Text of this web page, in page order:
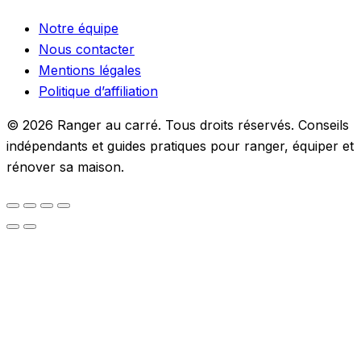
Notre équipe
Nous contacter
Mentions légales
Politique d’affiliation
© 2026 Ranger au carré. Tous droits réservés. Conseils
indépendants et guides pratiques pour ranger, équiper et
rénover sa maison.